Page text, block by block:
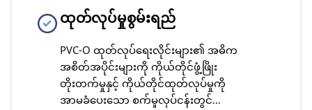
တိုးတက်မှုများကို အမြန်အစွာ
လိုက်လျောညီထွေဖြစ်စေနိုင်သည်။
ထုတ်လုပ်မှုစွမ်းရည်
PVC-O ထုတ်လုပ်ရေးလိုင်းများ၏ အဓိက
အစိတ်အပိုင်းများကို ကိုယ်တိုင်ဖွံ့ဖြိုး
တိုးတက်မှုနှင့် ကိုယ်တိုင်ထုတ်လုပ်မှုကို
အာမခံပေးသော စက်မှုလုပ်ငန်းတွင်